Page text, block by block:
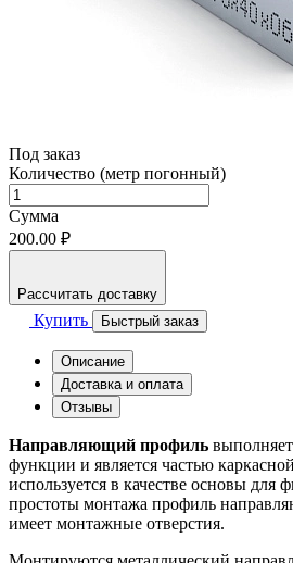
Под заказ
Количество (метр погонный)
Сумма
200.00 ₽
Рассчитать доставку
Купить Быстрый заказ
Описание
Доставка и оплата
Отзывы
Направляющий профиль
функции и является частью
используется в качестве основы для
простоты монтажа профиль
имеет монтажные отверстия.